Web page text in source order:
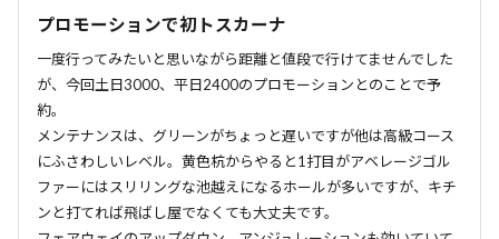
プロモーションで初トスカーナ
一度行ってみたいと思いながら距離と値段で行けてませんでした
が、今回土日3000、平日2400のプロモーションとのことで予
約。
メンテナンスは、グリーンがちょっと遅いですが他は高級コース
にふさわしいレベル。黄色杭からやると1打目がアベレージゴル
ファーにはスリリングな池越えになるホールが多いですが、キチ
ンと打てれば飛ばし屋でなくても大丈夫です。